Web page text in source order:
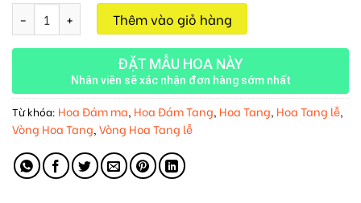
Trái Tim Còn Lại M520 số lượngThêm vào giỏ hàng
ĐẶT MẪU HOA NÀY
Nhân viên sẽ xác nhận đơn hàng sớm nhất
Từ khóa: Hoa Đám ma, Hoa Đám Tang, Hoa Tang, Hoa Tang lễ,
Vòng Hoa Tang, Vòng Hoa Tang lễ